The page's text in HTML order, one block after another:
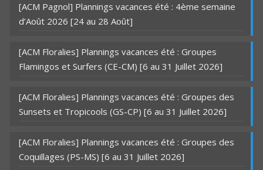
[ACM Pagnol] Plannings vacances été : 4ème semaine
d’Août 2026 [24 au 28 Août]
[ACM Floralies] Plannings vacances été : Groupes
Flamingos et Surfers (CE-CM) [6 au 31 Juillet 2026]
[ACM Floralies] Plannings vacances été : Groupes des
Sunsets et Tropicools (GS-CP) [6 au 31 Juillet 2026]
[ACM Floralies] Plannings vacances été : Groupes des
Coquillages (PS-MS) [6 au 31 Juillet 2026]